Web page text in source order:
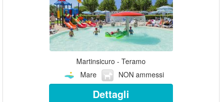
Martinsicuro - Teramo
Mare
NON ammessi
Dettagli